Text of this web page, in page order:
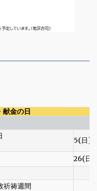
献金の日
5(日)
26(日)
祈祷週間